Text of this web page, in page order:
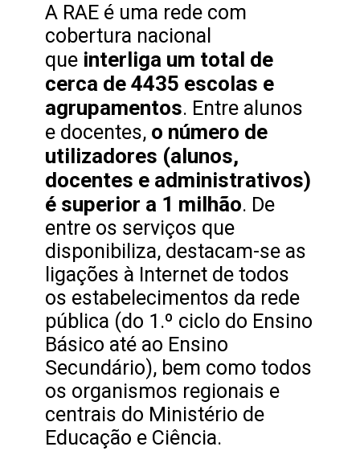
A RAE é uma rede com
cobertura nacional
que interliga um total de
cerca de 4435 escolas e
agrupamentos. Entre alunos
e docentes, o número de
utilizadores (alunos,
docentes e administrativos)
é superior a 1 milhão. De
entre os serviços que
disponibiliza, destacam-se as
ligações à Internet de todos
os estabelecimentos da rede
pública (do 1.º ciclo do Ensino
Básico até ao Ensino
Secundário), bem como todos
os organismos regionais e
centrais do Ministério de
Educação e Ciência.